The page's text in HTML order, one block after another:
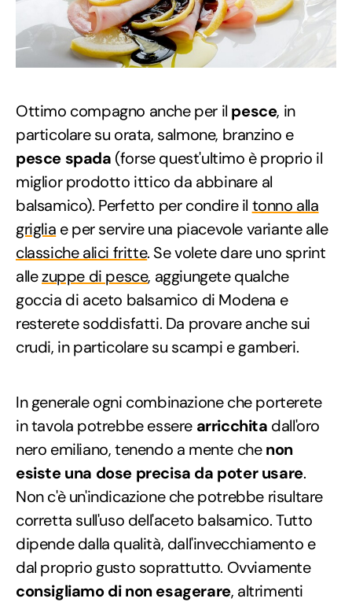
Ottimo compagno anche per il pesce, in
particolare su orata, salmone, branzino e
pesce spada (forse quest'ultimo è proprio il
miglior prodotto ittico da abbinare al
balsamico). Perfetto per condire il tonno alla
griglia e per servire una piacevole variante alle
classiche alici fritte. Se volete dare uno sprint
allezuppe di pesce, aggiungete qualche
goccia di aceto balsamico di Modena e
resterete soddisfatti. Da provare anche sui
crudi, in particolare su scampi e gamberi.
In generale ogni combinazione che porterete
in tavola potrebbe essere arricchita dall'oro
nero emiliano, tenendo a mente chenon
esiste una dose precisa da poter usare.
Non c'è un'indicazione che potrebbe risultare
corretta sull'uso dell'aceto balsamico. Tutto
dipende dalla qualità, dall'invecchiamento e
dal proprio gusto soprattutto. Ovviamente
consigliamo di non esagerare, altrimenti